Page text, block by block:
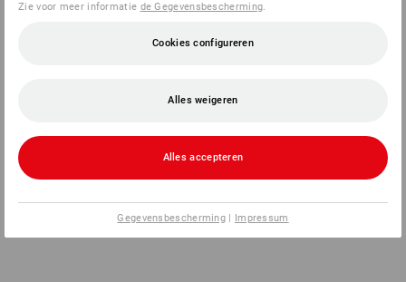
Zie voor meer informatie de Gegevensbescherming.
Cookies configureren
Alles weigeren
Alles accepteren
Gegevensbescherming | Impressum